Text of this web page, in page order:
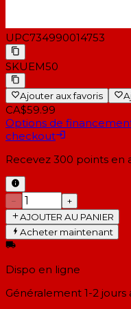
UPC734990014753
SKUEM50
Ajouter aux favoris
CA$59.99
Options de
checkout
Recevez 300 points en
−
+
AJOUTER AU PANIER
Acheter maintenant
Dispo en ligne
Généralement 1-2 jours